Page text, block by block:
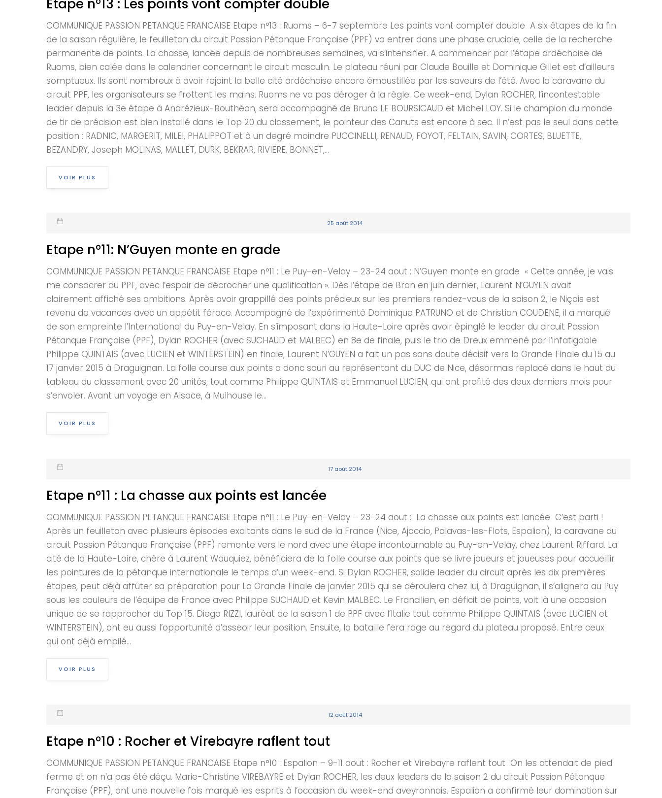
Etape n°13 : Les points vont compter double
COMMUNIQUE PASSION PETANQUE FRANCAISE Etape n°13 : Ruoms – 6-7 septembre Les points vont compter double A six étapes de la fin
de la saison régulière, le feuilleton du circuit Passion Pétanque Française (PPF) va entrer dans une phase cruciale, celle de la recherche
permanente de points. La chasse, lancée depuis de nombreuses semaines, va s’intensifier. A commencer par l’étape ardéchoise de
Ruoms, bien calée dans le calendrier concernant le circuit masculin. Le plateau réuni par Claude Bouille et Dominique Gillet est d’ailleurs
somptueux. Ils sont nombreux à avoir rejoint la belle cité ardéchoise encore émoustillée par les saveurs de l’été. Avec la caravane du
circuit PPF, les organisateurs se frottent les mains. Ruoms ne va pas déroger à la règle. Ce week-end, Dylan ROCHER, l’incontestable
leader depuis la 3e étape à Andrézieux-Bouthéon, sera accompagné de Bruno LE BOURSICAUD et Michel LOY. Si le champion du monde
de tir de précision est bien installé dans le Top 20 du classement, le pointeur des Canuts est encore à sec. Il n’est pas le seul dans cette
position : RADNIC, MARGERIT, MILEI, PHALIPPOT et à un degré moindre PUCCINELLI, RENAUD, FOYOT, FELTAIN, SAVIN, CORTES, BLUETTE,
BEZANDRY, Joseph MOLINAS, MALLET, DURK, BEKRAR, RIVIERE, BONNET,...
VOIR PLUS
25 août 2014
Etape n°11: N’Guyen monte en grade
COMMUNIQUE PASSION PETANQUE FRANCAISE Etape n°11 : Le Puy-en-Velay – 23-24 aout : N’Guyen monte en grade « Cette année, je vais
me consacrer au PPF, avec l’espoir de décrocher une qualification ». Dès l’étape de Bron en juin dernier, Laurent N’GUYEN avait
clairement affiché ses ambitions. Après avoir grappillé des points précieux sur les premiers rendez-vous de la saison 2, le Niçois est
revenu de vacances avec un appétit féroce. Accompagné de l’expérimenté Dominique PATRUNO et de Christian COUDENE, il a marqué
de son empreinte l’International du Puy-en-Velay. En s’imposant dans la Haute-Loire après avoir épinglé le leader du circuit Passion
Pétanque Française (PPF), Dylan ROCHER (avec SUCHAUD et MALBEC) en 8e de finale, puis le trio de Dreux emmené par l’infatigable
Philippe QUINTAIS (avec LUCIEN et WINTERSTEIN) en finale, Laurent N’GUYEN a fait un pas sans doute décisif vers la Grande Finale du 15 au
17 janvier 2015 à Draguignan. La folle course aux points a donc souri au représentant du DUC de Nice, désormais replacé dans le haut du
tableau du classement avec 20 unités, tout comme Philippe QUINTAIS et Emmanuel LUCIEN, qui ont profité des deux derniers mois pour
s’envoler. Avant un voyage en Alsace, à Mulhouse le...
VOIR PLUS
17 août 2014
Etape n°11 : La chasse aux points est lancée
COMMUNIQUE PASSION PETANQUE FRANCAISE Etape n°11 : Le Puy-en-Velay – 23-24 aout : La chasse aux points est lancée C’est parti !
Après un feuilleton avec plusieurs épisodes exaltants dans le sud de la France (Nice, Ajaccio, Palavas-les-Flots, Espalion), la caravane du
circuit Passion Pétanque Française (PPF) remonte vers le nord avec une étape incontournable au Puy-en-Velay, chez Laurent Riffard. La
cité de la Haute-Loire, chère à Laurent Wauquiez, bénéficiera de la folle course aux points que se livre joueurs et joueuses pour accueillir
les pointures de la pétanque internationale le temps d’un week-end. Si Dylan ROCHER, solide leader du circuit après les dix premières
étapes, peut déjà affûter sa préparation pour La Grande Finale de janvier 2015 qui se déroulera chez lui, à Draguignan, il s’alignera au Puy
sous les couleurs de l’équipe de France avec Philippe SUCHAUD et Kevin MALBEC. Le Francilien, en déficit de points, voit là une occasion
unique de se rapprocher du Top 15. Diego RIZZI, lauréat de la saison 1 de PPF avec l’Italie tout comme Philippe QUINTAIS (avec LUCIEN et
WINTERSTEIN), ont eu aussi l’opportunité d’asseoir leur position. Ensuite, la bataille fera rage au regard du plateau proposé. Entre ceux
qui ont déjà empilé...
VOIR PLUS
12 août 2014
Etape n°10 : Rocher et Virebayre raflent tout
COMMUNIQUE PASSION PETANQUE FRANCAISE Etape n°10 : Espalion – 9-11 aout : Rocher et Virebayre raflent tout On les attendait de pied
ferme et on n’a pas été déçu. Marie-Christine VIREBAYRE et Dylan ROCHER, les deux leaders de la saison 2 du circuit Passion Pétanque
Française (PPF), ont une nouvelle fois marqué les esprits à l’occasion du week-end aveyronnais. Espalion a confirmé leur domination sur